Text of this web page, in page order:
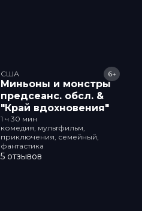
США
Миньоны и монстры
прeдсeанc. обсл. &
"Край вдохновения"
6+
1 ч 30 мин
комедия, мультфильм,
приключения, семейный,
фантастика
5 отзывов